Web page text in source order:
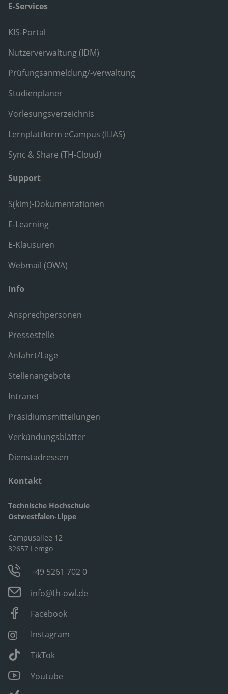
E-Services
KIS-Portal
Nutzerverwaltung (IDM)
Prüfungsanmeldung/-verwaltung
Studienplaner
Vorlesungsverzeichnis
Lernplattform eCampus (ILIAS)
Sync & Share (TH-Cloud)
Support
S(kim)-Dokumentationen
E-Learning
E-Klausuren
Webmail (OWA)
Info
Ansprechpersonen
Pressestelle
Anfahrt/Lage
Stellenangebote
Intranet
Präsidiumsmitteilungen
Verkündungsblätter
Dienstadressen
Kontakt
Technische Hochschule
Ostwestfalen-Lippe
Campusallee 12
32657 Lemgo
+49 5261 702 0
info@th-owl.de
Facebook
Instagram
TikTok
Youtube